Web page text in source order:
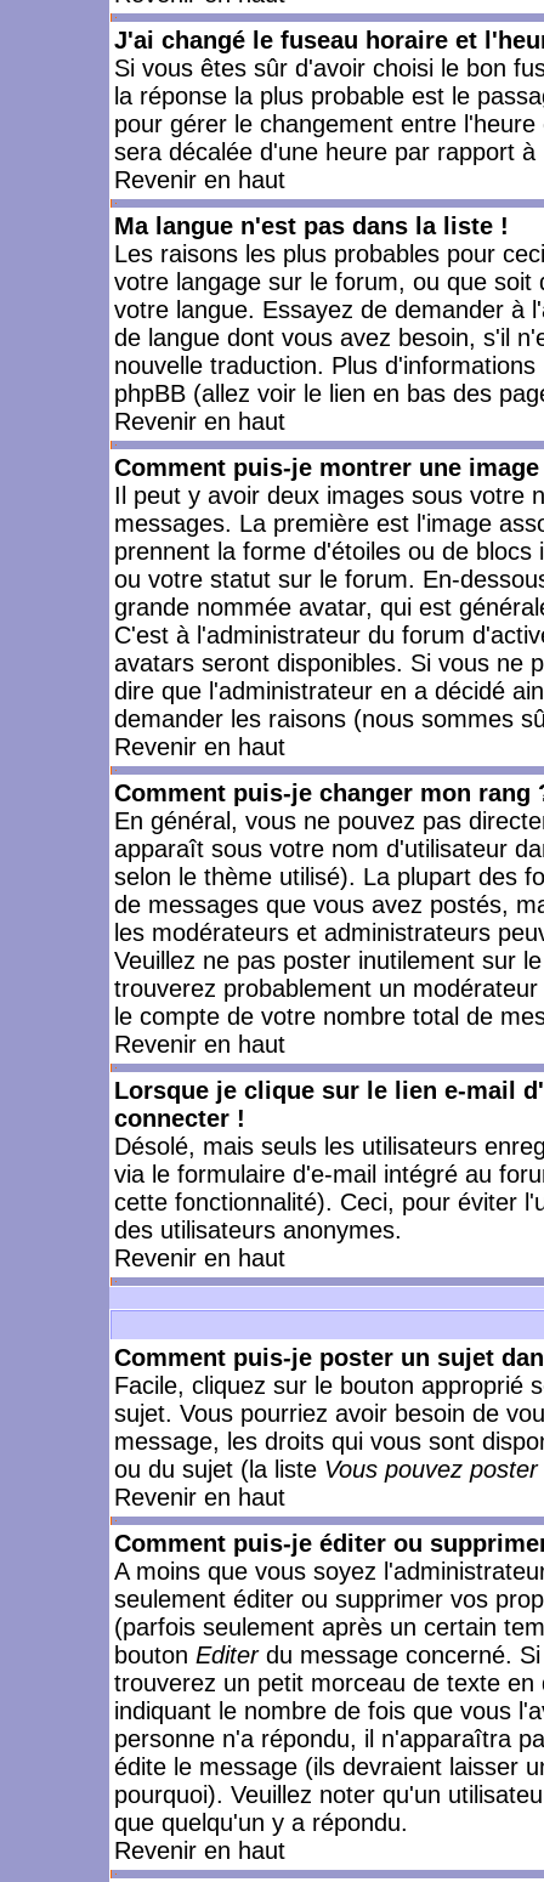
J'ai changé le fuseau horaire et
Si vous êtes sûr d'avoir choisi le bon
la réponse la plus probable est le
pour gérer le changement entre
sera décalée d'une heure par rapport à
Revenir en haut
Ma langue n'est pas dans la liste !
Les raisons les plus probables pour
votre langage sur le forum, ou que
votre langue. Essayez de demander à
de langue dont vous avez besoin, s'il
nouvelle traduction. Plus
phpBB (allez voir le lien en bas des
Revenir en haut
Comment puis-je montrer une
Il peut y avoir deux images sous votre
messages. La première est l'image
prennent la forme d'étoiles ou de
ou votre statut sur le forum. En-
grande nommée avatar, qui est
C'est à l'administrateur du forum
avatars seront disponibles. Si vous ne
dire que l'administrateur en a décidé
demander les raisons (nous sommes
Revenir en haut
Comment puis-je changer mon rang
En général, vous ne pouvez pas
apparaît sous votre nom d'utilisateur
selon le thème utilisé). La plupart des
de messages que vous avez postés,
les modérateurs et administrateurs
Veuillez ne pas poster inutilement sur
trouverez probablement un
le compte de votre nombre total de
Revenir en haut
Lorsque je clique sur le lien e-mail
connecter !
Désolé, mais seuls les utilisateurs
via le formulaire d'e-mail intégré au
cette fonctionnalité). Ceci, pour éviter
des utilisateurs anonymes.
Revenir en haut
Comment puis-je poster un sujet
Facile, cliquez sur le bouton approprié
sujet. Vous pourriez avoir besoin de
message, les droits qui vous sont
ou du sujet (la liste Vous pouvez
Revenir en haut
Comment puis-je éditer ou
A moins que vous soyez
seulement éditer ou supprimer vos
(parfois seulement après un certain
bouton Editerdu message concerné.
trouverez un petit morceau de texte
indiquant le nombre de fois que vous
personne n'a répondu, il n'apparaîtra
édite le message (ils devraient laisser
pourquoi). Veuillez noter qu'un
que quelqu'un y a répondu.
Revenir en haut